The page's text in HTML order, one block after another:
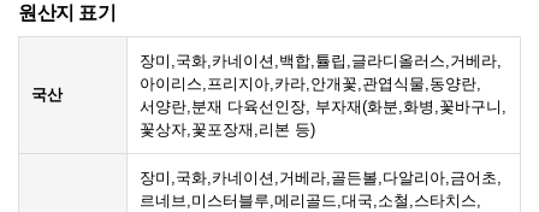
원산지 표기
국산
장미,국화,카네이션,백합,튤립,글라디올러스,거베라,
아이리스,프리지아,카라,안개꽃,관엽식물,동양란,
서양란,분재 다육선인장, 부자재(화분,화병,꽃바구니,
꽃상자,꽃포장재,리본 등)
장미,국화,카네이션,거베라,골든볼,다알리아,금어초,
르네브,미스터블루,메리골드,대국,소철,스타치스,